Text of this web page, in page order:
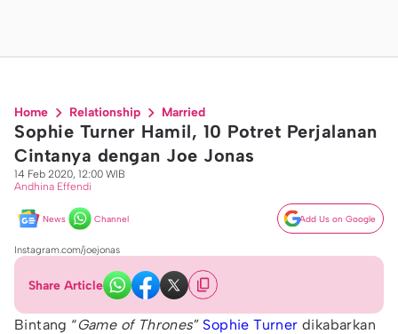
Home Relationship Married
Sophie Turner Hamil, 10 Potret Perjalanan
Cintanya dengan Joe Jonas
14 Feb 2020, 12:00 WIB
Andhina Effendi
News Channel Add Us on Google
Instagram.com/joejonas
Share Article
Bintang “Game of Thrones” Sophie Turner dikabarkan